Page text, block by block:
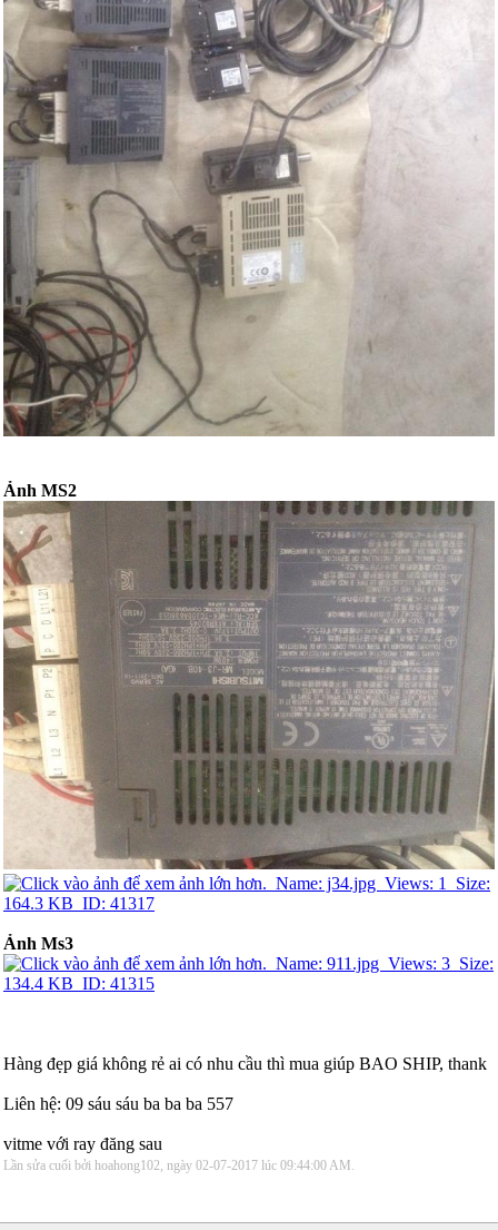
Ảnh MS2
Ảnh Ms3
Hàng đẹp giá không rẻ ai có nhu cầu thì mua giúp BAO SHIP, thank
Liên hệ: 09 sáu sáu ba ba ba 557
vitme với ray đăng sau
Lần sửa cuối bởi hoahong102, ngày 02-07-2017 lúc 09:44:00 AM .